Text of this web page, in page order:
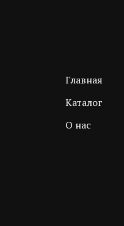
Главная
Каталог
О нас